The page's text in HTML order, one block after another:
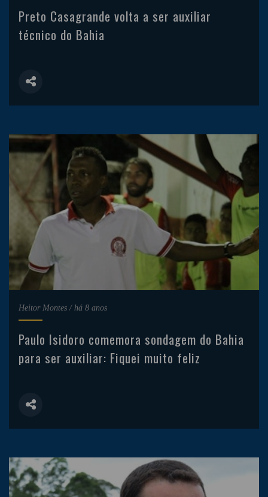
Preto Casagrande volta a ser auxiliar
técnico do Bahia
Heitor Montes / há 8 anos
Paulo Isidoro comemora sondagem do Bahia
para ser auxiliar: Fiquei muito feliz